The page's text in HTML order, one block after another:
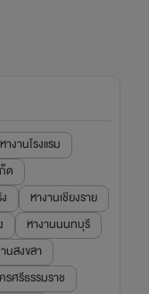
หางานโรงแรม
ต
หางานเชียงราย
หางานนนทบุรี
นสงขลา
รศรีธรรมราช